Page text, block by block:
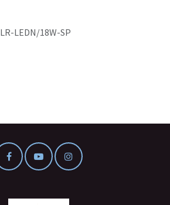
LR-LEDN/18W-SP